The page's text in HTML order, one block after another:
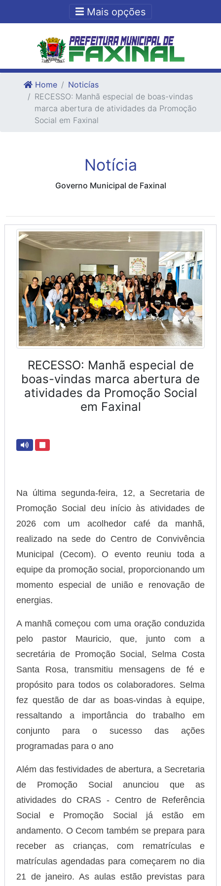
Ir para o fim do conteudo
Mais opções
Home
Noticías
RECESSO: Manhã especial de boas-vindas
marca abertura de atividades da Promoção
Social em Faxinal
Notícia
Governo Municipal de Faxinal
RECESSO: Manhã especial de
boas-vindas marca abertura de
atividades da Promoção Social
em Faxinal
Na última segunda-feira, 12, a Secretaria de
Promoção Social deu início às atividades de
2026 com um acolhedor café da manhã,
realizado na sede do Centro de Convivência
Municipal (Cecom). O evento reuniu toda a
equipe da promoção social, proporcionando um
momento especial de união e renovação de
energias.
A manhã começou com uma oração conduzida
pelo pastor Mauricio, que, junto com a
secretária de Promoção Social, Selma Costa
Santa Rosa, transmitiu mensagens de fé e
propósito para todos os colaboradores. Selma
fez questão de dar as boas-vindas à equipe,
ressaltando a importância do trabalho em
conjunto para o sucesso das ações
programadas para o ano
Além das festividades de abertura, a Secretaria
de Promoção Social anunciou que as
atividades do CRAS - Centro de Referência
Social e Promoção Social já estão em
andamento. O Cecom também se prepara para
receber as crianças, com rematrículas e
matrículas agendadas para começarem no dia
21 de janeiro. As aulas estão previstas para